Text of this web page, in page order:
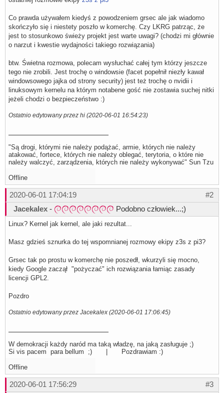
Co prawda używałem kiedyś z powodzeniem grsec ale jak wiadomo
skończyło się i niestety poszło w komerchę. Czy LKRG patrząc, że
jest to stosunkowo świeży projekt jest warte uwagi? (chodzi mi głównie
o narzut i kwestie wydajności takiego rozwiązania)
btw. Świetna rozmowa, polecam wysłuchać całej tym którzy jeszcze
tego nie zrobili. Jest trochę o windowsie (facet popełnił niezły kawał
windowsowego jajka od strony security) jest też trochę o nvidii i
linuksowym kernelu na którym notabene gość nie zostawia suchej nitki
jeżeli chodzi o bezpieczeństwo :)
Ostatnio edytowany przez hi (2020-06-01 16:54:23)
"Są drogi, którymi nie należy podążać, armie, których nie należy
atakować, fortece, których nie należy oblegać, terytoria, o które nie
należy walczyć, zarządzenia, których nie należy wykonywać" Sun Tzu
Offline
#2
2020-06-01 17:04:19
Jacekalex - Podobno człowiek...;)
Linux? Kernel jak kernel, ale jaki rezultat...
Masz gdzieś sznurka do tej wspomnianej rozmowy ekipy z3s z pi3?
Grsec tak po prostu w komerchę nie poszedł, wkurzyli się mocno,
kiedy Google zaczął "pożyczać" ich rozwiązania łamiąc zasady
licencji GPL2.
Pozdro
Ostatnio edytowany przez Jacekalex (2020-06-01 17:06:45)
W demokracji każdy naród ma taką władzę, na jaką zasługuje ;)
Si vis pacem para bellum ;) | Pozdrawiam :)
Offline
#3
2020-06-01 17:56:29